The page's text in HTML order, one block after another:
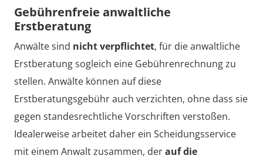
Gebührenfreie anwaltliche
Erstberatung
Anwälte sind nicht verpflichtet, für die anwaltliche
Erstberatung sogleich eine Gebührenrechnung zu
stellen. Anwälte können auf diese
Erstberatungsgebühr auch verzichten, ohne dass sie
gegen standesrechtliche Vorschriften verstoßen.
Idealerweise arbeitet daher ein Scheidungsservice
mit einem Anwalt zusammen, derauf die